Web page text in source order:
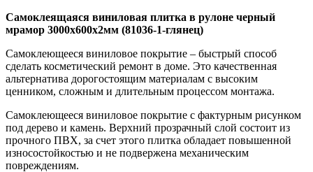
Самоклеящаяся виниловая плитка в рулоне черный
мрамор 3000х600х2мм (81036-1-глянец)
Самоклеющееся виниловое покрытие – быстрый способ
сделать косметический ремонт в доме. Это качественная
альтернатива дорогостоящим материалам с высоким
ценником, сложным и длительным процессом монтажа.
Самоклеющееся виниловое покрытие с фактурным рисунком
под дерево и камень. Верхний прозрачный слой состоит из
прочного ПВХ, за счет этого плитка обладает повышенной
износостойкостью и не подвержена механическим
повреждениям.